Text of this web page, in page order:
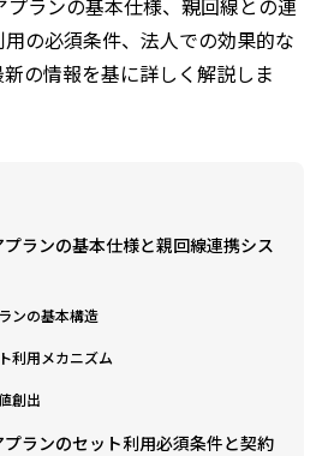
ランの基本仕様、親回線との連
の必須条件、法人での効果的な
の情報を基に詳しく解説しま
ランの基本仕様と親回線連携シス
ンの基本構造
利用メカニズム
創出
ランのセット利用必須条件と契約